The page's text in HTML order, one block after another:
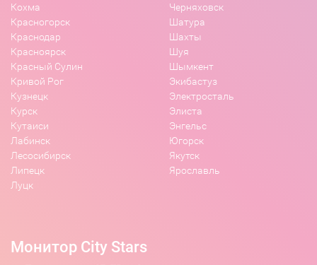
Кохма
Красногорск
Краснодар
Красноярск
Красный Сулин
Кривой Рог
Кузнецк
Курск
Кутаиси
Лабинск
Лесосибирск
Липецк
Луцк
Черняховск
Шатура
Шахты
Шуя
Шымкент
Экибастуз
Электросталь
Элиста
Энгельс
Югорск
Якутск
Ярославль
Монитор City Stars